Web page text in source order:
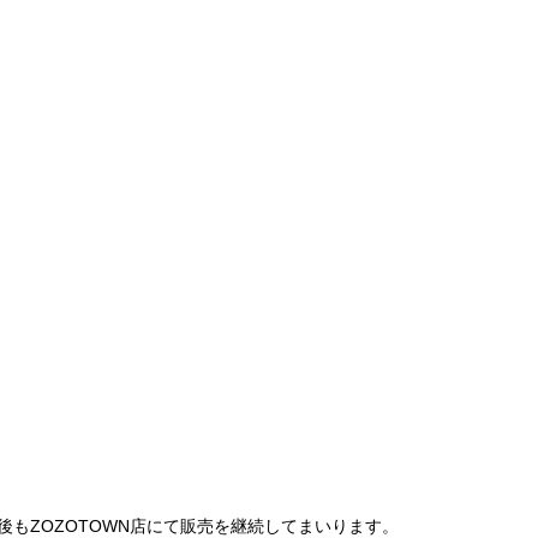
ZOZOTOWN店にて販売を継続してまいります。